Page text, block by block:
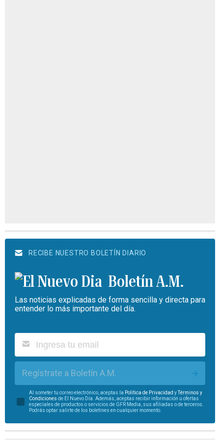
RECIBE NUESTRO BOLETÍN DIARIO
Boletín A.M.
Las noticias explicadas de forma sencilla y directa para
entender lo más importante del día.
Regístrate a Boletín A.M.
Al someter tu correo electrónico, aceptas la Política de Privacidad yTérminos y
Condiciones de El Nuevo Día. Además, aceptas recibir información u ofertas
especiales de productos o servicios de GFR Media, sus afiliadas o de terceros.
Podrás optar salirte de los boletines en cualquier momento.